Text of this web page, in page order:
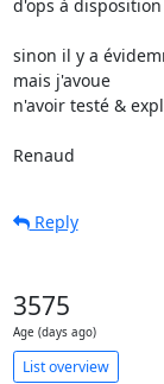
d'ops à disposition
sinon il y a
mais j'avoue
n'avoir testé &
Renaud
Reply
3575
Age (days ago)
List overview